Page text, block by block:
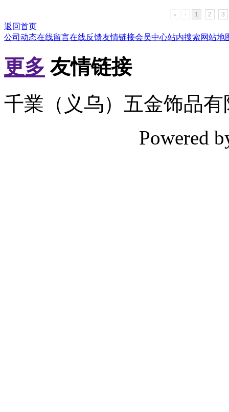
« ‹ 1 2 3
返回首页
公司动态在线留言在线反馈友情链接会员中心站内搜索网站地
更多 友情链接
千業（义乌）五金饰品
Powered